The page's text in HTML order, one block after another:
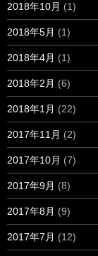
2018年10月 (1)
2018年5月 (1)
2018年4月 (1)
2018年2月 (6)
2018年1月 (22)
2017年11月 (2)
2017年10月 (7)
2017年9月 (8)
2017年8月 (9)
2017年7月 (12)